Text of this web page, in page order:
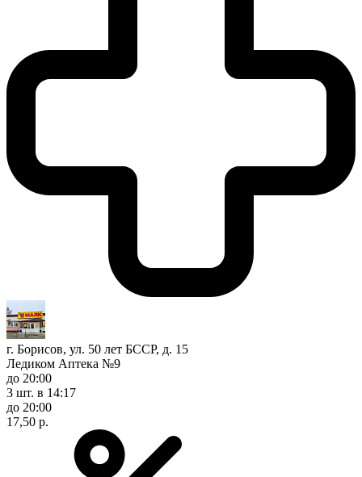
г. Борисов, ул. 50 лет БССР, д. 15
Ледиком Аптека №9
до 20:00
3 шт. в 14:17
до 20:00
17,50 р.